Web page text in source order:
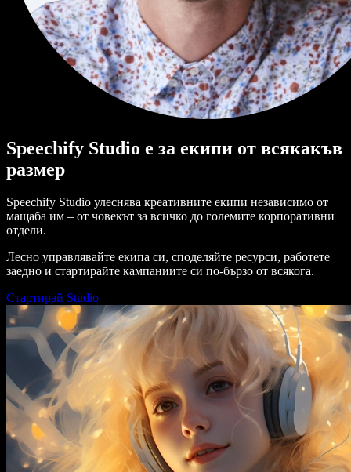
Speechify Studio е за екипи от всякакъв
размер
Speechify Studio улеснява креативните екипи независимо от
мащаба им – от човекът за всичко до големите корпоративни
отдели.
Лесно управлявайте екипа си, споделяйте ресурси, работете
заедно и стартирайте кампаниите си по-бързо от всякога.
Стартирай Studio